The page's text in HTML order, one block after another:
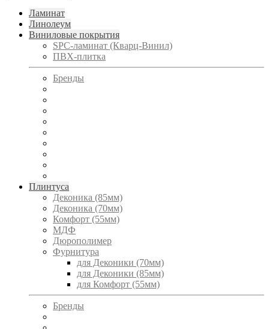
Ламинат
Линолеум
Виниловые покрытия
SPC-ламинат (Кварц-Винил)
ПВХ-плитка
Бренды
Плинтуса
Деконика (85мм)
Деконика (70мм)
Комфорт (55мм)
МДФ
Дюрополимер
Фурнитура
для Деконики (70мм)
для Деконики (85мм)
для Комфорт (55мм)
Бренды